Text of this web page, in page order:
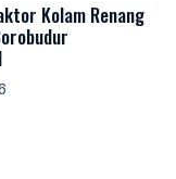
Kolam Renang